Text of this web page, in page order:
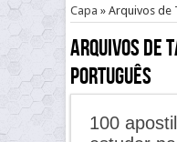
Capa » Arquivos de
Arquivos de
português
100